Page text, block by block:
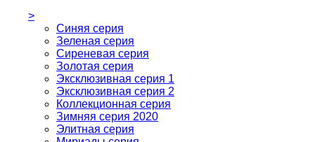
>
Синяя серия
Зеленая серия
Сиреневая серия
Золотая серия
Эксклюзивная серия 1
Эксклюзивная серия 2
Коллекционная серия
Зимняя серия 2020
Элитная серия